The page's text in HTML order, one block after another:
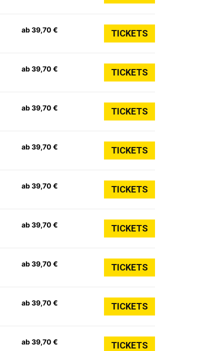
ab 39,70 € TICKETS
ab 39,70 € TICKETS
ab 39,70 € TICKETS
ab 39,70 € TICKETS
ab 39,70 € TICKETS
ab 39,70 € TICKETS
ab 39,70 € TICKETS
ab 39,70 € TICKETS
ab 39,70 € TICKETS